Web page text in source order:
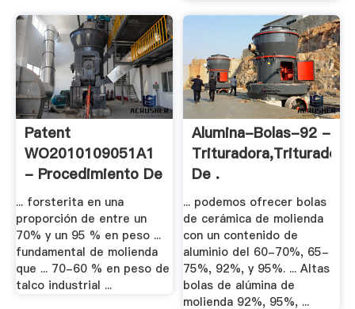
Patent
WO2010109051A1
- Procedimiento De
.
... forsterita en una
proporción de entre un
70% y un 95 % en peso ...
fundamental de molienda
que ... 70-60 % en peso de
talco industrial ...
Alumina-Bolas-92 -
Trituradora,Trituradora
De .
... podemos ofrecer bolas
de cerámica de molienda
con un contenido de
aluminio del 60-70%, 65-
75%, 92%, y 95%. ... Altas
bolas de alúmina de
molienda 92%, 95%, ...